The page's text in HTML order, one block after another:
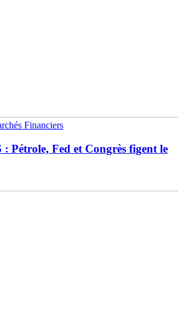
Financiers
Pétrole, Fed et Congrès figent le